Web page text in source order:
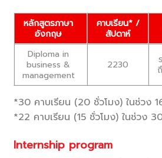
หลักสูตรภาษา
อังกฤษ
คาบเรียน* /
สัปดาห์
Diploma in
business &
management
2230
*30 คาบเรียน (20 ชั่วโมง) ในช่วง
*22 คาบเรียน (15 ชั่วโมง) ในช่วง
Internship program